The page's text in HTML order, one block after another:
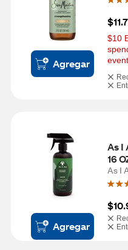
Agregar
$10
Agregar
As I
16
As I